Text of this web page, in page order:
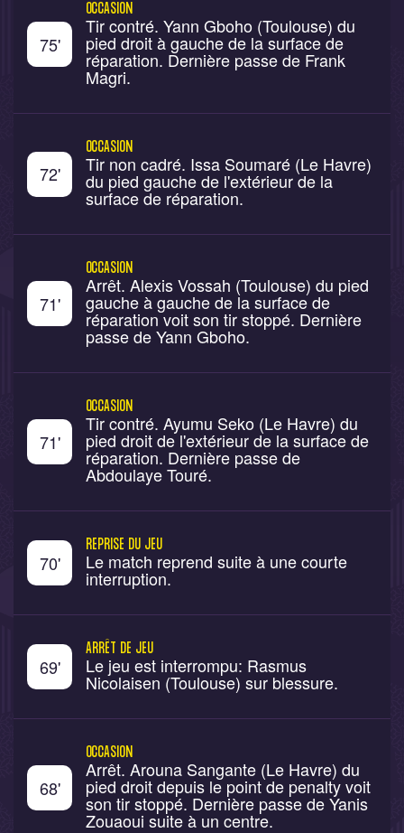
75'
OCCASION
Tir contré. Yann Gboho (Toulouse) du
pied droit à gauche de la surface de
réparation. Dernière passe de Frank
Magri.
72'
OCCASION
Tir non cadré. Issa Soumaré (Le Havre)
du pied gauche de l'extérieur de la
surface de réparation.
71'
OCCASION
Arrêt. Alexis Vossah (Toulouse) du pied
gauche à gauche de la surface de
réparation voit son tir stoppé. Dernière
passe de Yann Gboho.
71'
OCCASION
Tir contré. Ayumu Seko (Le Havre) du
pied droit de l'extérieur de la surface de
réparation. Dernière passe de
Abdoulaye Touré.
70'
REPRISE DU JEU
Le match reprend suite à une courte
interruption.
69'
ARRÊT DE JEU
Le jeu est interrompu: Rasmus
Nicolaisen (Toulouse) sur blessure.
68'
OCCASION
Arrêt. Arouna Sangante (Le Havre) du
pied droit depuis le point de penalty voit
son tir stoppé. Dernière passe de Yanis
Zouaoui suite à un centre.